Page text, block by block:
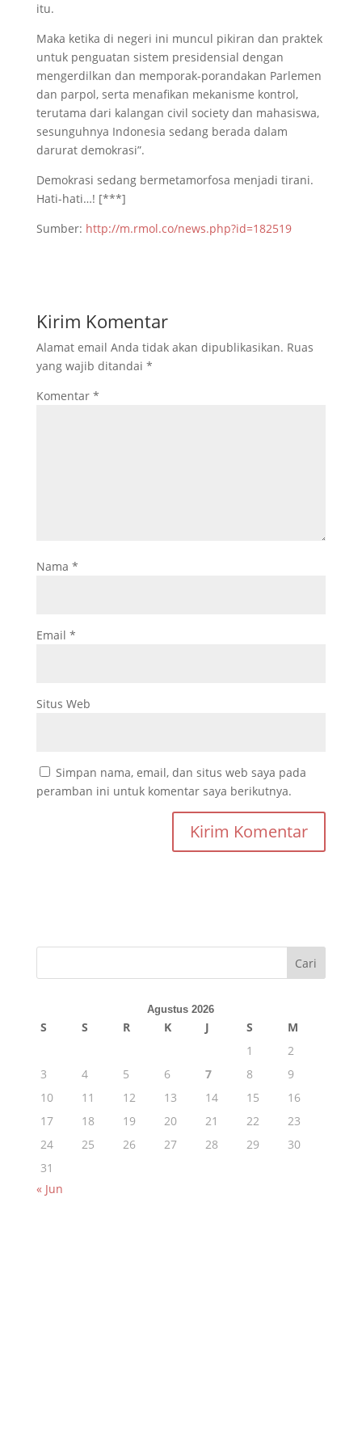
itu.
Maka ketika di negeri ini muncul pikiran dan praktek
untuk penguatan sistem presidensial dengan
mengerdilkan dan memporak-porandakan Parlemen
dan parpol, serta menafikan mekanisme kontrol,
terutama dari kalangan civil society dan mahasiswa,
sesunguhnya Indonesia sedang berada dalam
darurat demokrasi”.
Demokrasi sedang bermetamorfosa menjadi tirani.
Hati-hati…! [***]
Sumber: http://m.rmol.co/news.php?id=182519
Kirim Komentar
Alamat email Anda tidak akan dipublikasikan. Ruas
yang wajib ditandai *
Komentar *
Nama *
Email *
Situs Web
Simpan nama, email, dan situs web saya pada
peramban ini untuk komentar saya berikutnya.
Cari
Agustus 2026
S S R K J S
M
1
2
3
4 5 6 7 8
9
10
11 12 13 14 15
16
17
18 19 20 21 22
23
24
25 26 27 28 29
30
31
« Jun